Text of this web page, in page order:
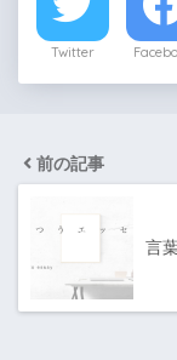
Twitter
前の記事
言